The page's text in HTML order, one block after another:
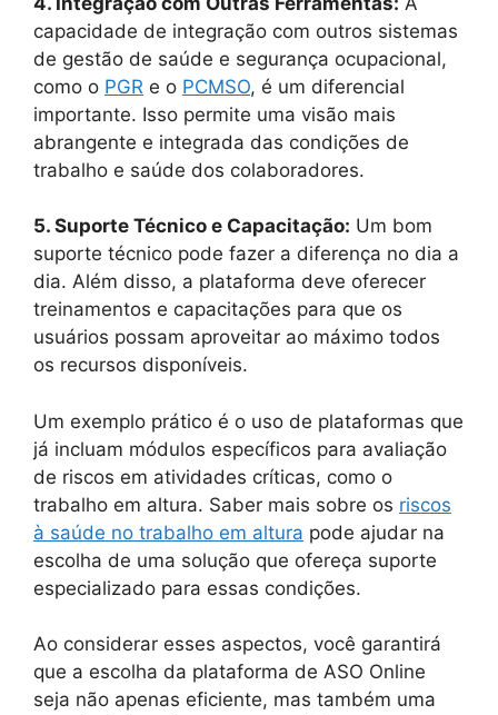
capacidade de integração com outros sistemas
de gestão de saúde e segurança ocupacional,
como o PGR e o PCMSO, é um diferencial
importante. Isso permite uma visão mais
abrangente e integrada das condições de
trabalho e saúde dos colaboradores.
5. Suporte Técnico e Capacitação: Um bom
suporte técnico pode fazer a diferença no dia a
dia. Além disso, a plataforma deve oferecer
treinamentos e capacitações para que os
usuários possam aproveitar ao máximo todos
os recursos disponíveis.
Um exemplo prático é o uso de plataformas que
já incluam módulos específicos para avaliação
de riscos em atividades críticas, como o
trabalho em altura. Saber mais sobre os riscos
à saúde no trabalho em altura pode ajudar na
escolha de uma solução que ofereça suporte
especializado para essas condições.
Ao considerar esses aspectos, você garantirá
que a escolha da plataforma de ASO Online
seja não apenas eficiente, mas também uma